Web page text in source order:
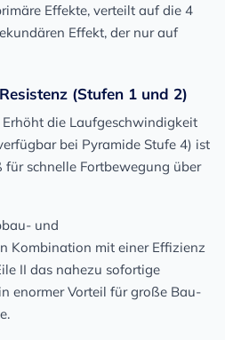
Effekte, verteilt auf die 4
Effekt, der nur auf
(Stufen 1 und 2)
Erhöht die Laufgeschwindigkeit
bei Pyramide Stufe 4) ist
für schnelle Fortbewegung über
und
Kombination mit einer Effizienz
II das nahezu sofortige
enormer Vorteil für große Bau-